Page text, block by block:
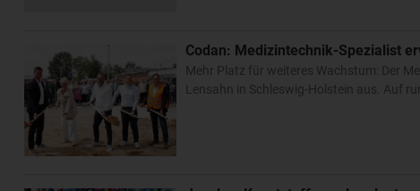
Codan: Medizintechnik-Spezialist
Mehr Platz für weiteres Wachstum: Der
Lensahn in Schleswig-Holstein aus. Auf